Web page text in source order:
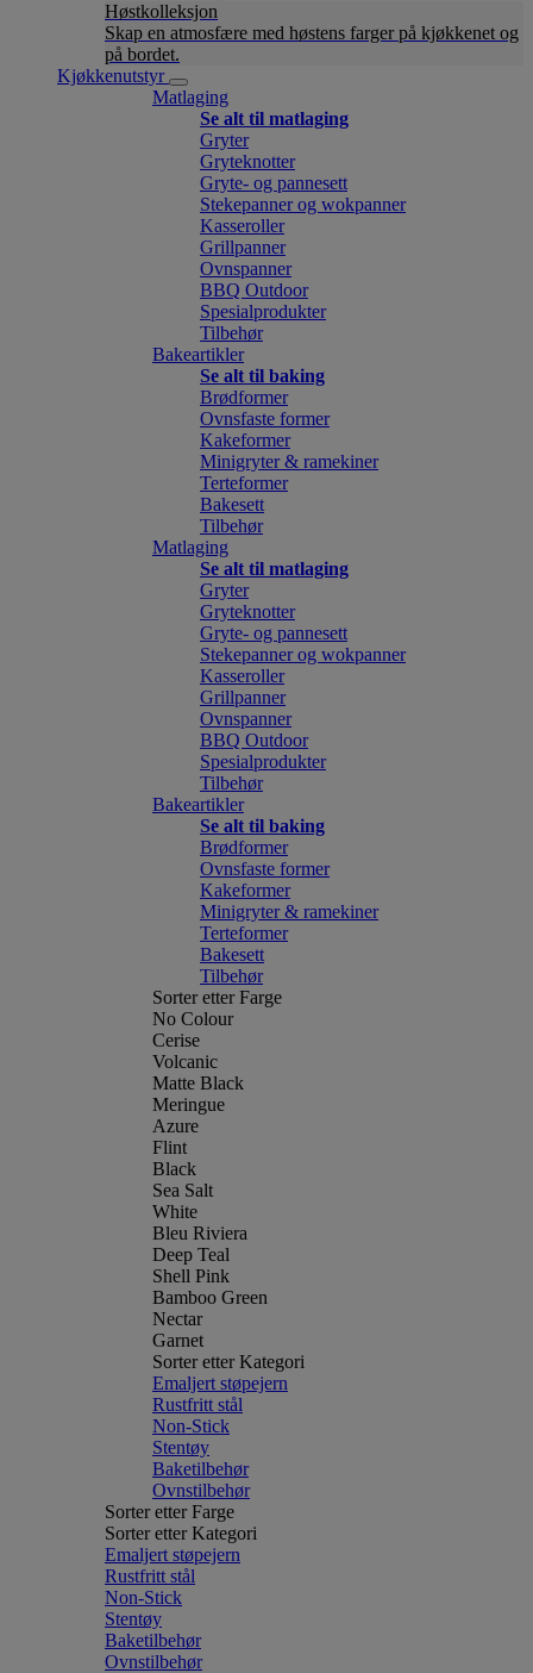
Høstkolleksjon
Skap en atmosfære med høstens farger på kjøkkenet og
på bordet.
Kjøkkenutstyr
Matlaging
Se alt til matlaging
Gryter
Gryteknotter
Gryte- og pannesett
Stekepanner og wokpanner
Kasseroller
Grillpanner
Ovnspanner
BBQ Outdoor
Spesialprodukter
Tilbehør
Bakeartikler
Se alt til baking
Brødformer
Ovnsfaste former
Kakeformer
Minigryter & ramekiner
Terteformer
Bakesett
Tilbehør
Matlaging
Se alt til matlaging
Gryter
Gryteknotter
Gryte- og pannesett
Stekepanner og wokpanner
Kasseroller
Grillpanner
Ovnspanner
BBQ Outdoor
Spesialprodukter
Tilbehør
Bakeartikler
Se alt til baking
Brødformer
Ovnsfaste former
Kakeformer
Minigryter & ramekiner
Terteformer
Bakesett
Tilbehør
Sorter etter Farge
No Colour
Cerise
Volcanic
Matte Black
Meringue
Azure
Flint
Black
Sea Salt
White
Bleu Riviera
Deep Teal
Shell Pink
Bamboo Green
Nectar
Garnet
Sorter etter Kategori
Emaljert støpejern
Rustfritt stål
Non-Stick
Stentøy
Baketilbehør
Ovnstilbehør
Sorter etter Farge
Sorter etter Kategori
Emaljert støpejern
Rustfritt stål
Non-Stick
Stentøy
Baketilbehør
Ovnstilbehør